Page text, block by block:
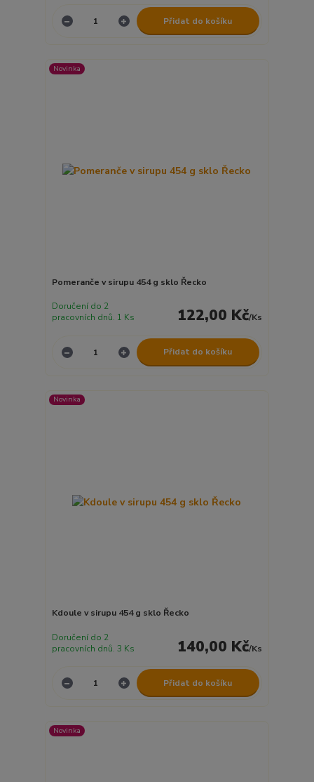
Přidat do košíku
Novinka
Pomeranče v sirupu 454 g sklo Řecko
122,00 Kč/Ks
Doručení do 2
pracovních dnů. 1 Ks
Přidat do košíku
Novinka
Kdoule v sirupu 454 g sklo Řecko
140,00 Kč/Ks
Doručení do 2
pracovních dnů. 3 Ks
Přidat do košíku
Novinka